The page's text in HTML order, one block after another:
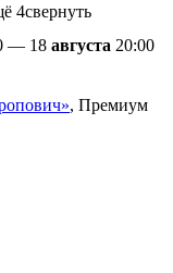
4свернуть
— 18 августа 20:00
, Премиум